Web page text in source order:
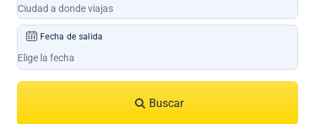
Fecha de salida
Buscar